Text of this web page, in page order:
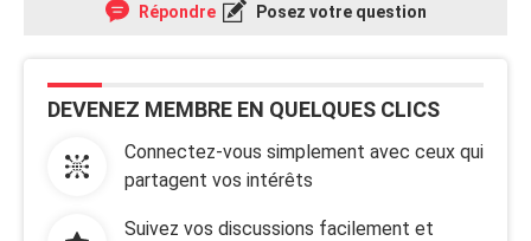
Répondre Posez votre question
DEVENEZ MEMBRE EN QUELQUES CLICS
Connectez-vous simplement avec ceux qui
partagent vos intérêts
Suivez vos discussions facilement et